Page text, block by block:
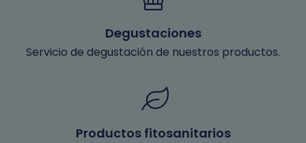
Degustaciones
Servicio de degustación de nuestros productos.
Productos fitosanitarios